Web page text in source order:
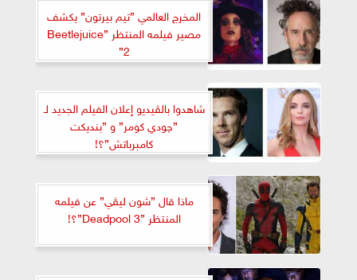
المخرج العالمي ”تيم بيرتون” يكشف
مصير فيلمه المنتظر ”Beetlejuice
2”
شاهدوا بالڤيديو إعلان الفيلم الجديد لـ
”چودي كومر” و ”بنديكت
كامبرباتش”؟!
ماذا قال ”شون ليڤي” عن فيلمه
المنتظر ”Deadpool 3”؟!